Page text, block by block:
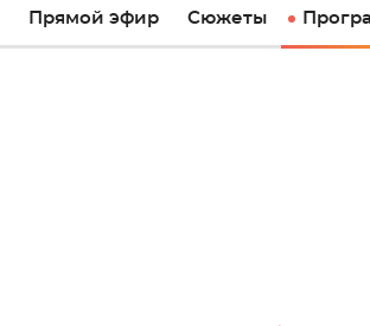
Прямой эфир Сюжеты